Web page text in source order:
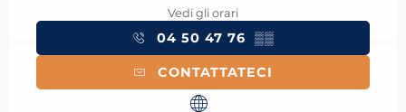
Vedi gli orari
04 50 47 76 ▒▒
CONTATTATECI